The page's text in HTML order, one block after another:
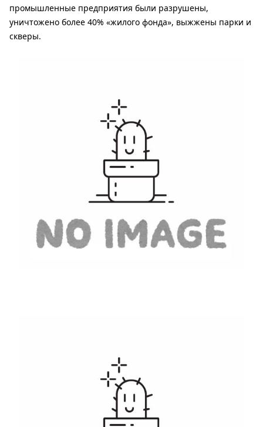
промышленные предприятия были разрушены,
уничтожено более 40% «жилого фонда», выжжены парки и
скверы.